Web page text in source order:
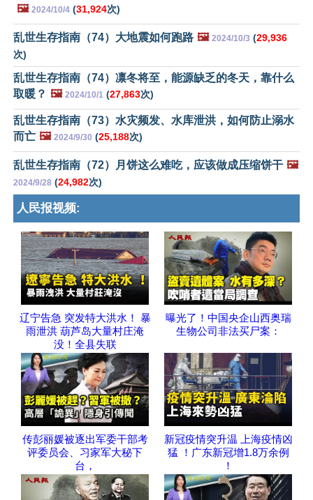
🖼️ 2024/10/4 (31,924次)
乱世生存指南（74）大地震如何跑路 🖼️ 2024/10/3 (29,936
次)
乱世生存指南（74）凛冬将至，能源缺乏的冬天，靠什么
取暖？ 🖼️ 2024/10/1 (27,863次)
乱世生存指南（73）水灾频发、水库泄洪，如何防止溺水
而亡 🖼️ 2024/9/30 (25,188次)
乱世生存指南（72）月饼这么难吃，应该做成压缩饼干 🖼️
2024/9/28 (24,982次)
人民报视频:
辽宁告急 突发特大洪水！ 暴
雨泄洪 葫芦岛大量村庄淹
没！全县失联
曝光了！中国央企山西奥瑞
生物公司非法买尸案：
传彭丽媛被逐出军委干部考
评委员会、习家军大秘下
台，
新冠疫情突升温 上海疫情凶
猛 ！广东新冠增1.8万余例
！